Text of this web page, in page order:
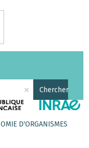
× Chercher
D'ORGANISMES